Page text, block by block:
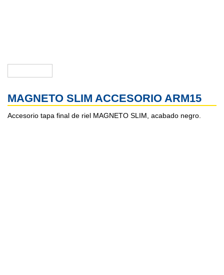
MAGNETO SLIM ACCESORIO ARM15
Accesorio tapa final de riel MAGNETO SLIM, acabado negro.